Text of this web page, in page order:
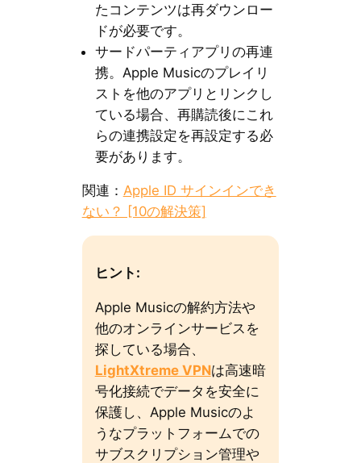
たコンテンツは再ダウンロー
ドが必要です。
サードパーティアプリの再連
携。Apple Musicのプレイリ
ストを他のアプリとリンクし
ている場合、再購読後にこれ
らの連携設定を再設定する必
要があります。
関連： Apple ID サインインでき
ない？ [10の解決策]
ヒント:
Apple Musicの解約方法や
他のオンラインサービスを
探している場合、
LightXtreme VPNは高速暗
号化接続でデータを安全に
保護し、Apple Musicのよ
うなプラットフォームでの
サブスクリプション管理や